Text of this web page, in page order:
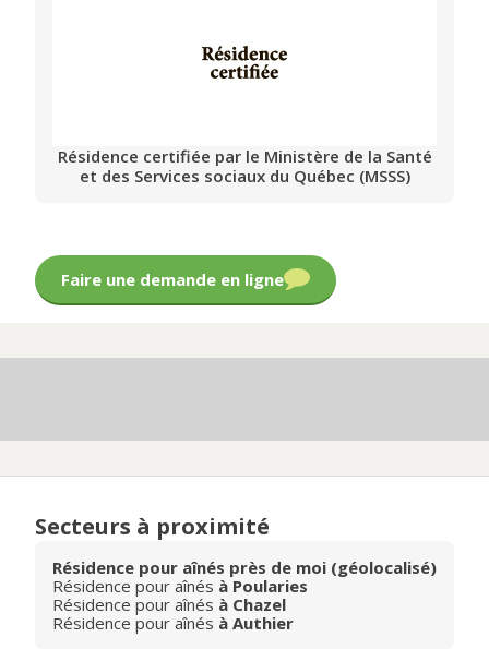
Résidence certifiée par le Ministère de la Santé
et des Services sociaux du Québec (MSSS)
Faire une demande en ligne
Secteurs à proximité
Résidence pour aînés près de moi (géolocalisé)
Résidence pour aînés à Poularies
Résidence pour aînés à Chazel
Résidence pour aînés à Authier